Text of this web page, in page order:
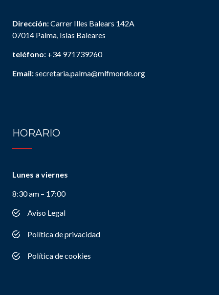
Dirección:Carrer Illes Balears 142A
07014 Palma, Islas Baleares
teléfono: +34 971739260
Email:secretaria.palma@mlfmonde.org
HORARIO
Lunes a viernes
8:30 am – 17:00
Aviso Legal
Política de privacidad
Política de cookies